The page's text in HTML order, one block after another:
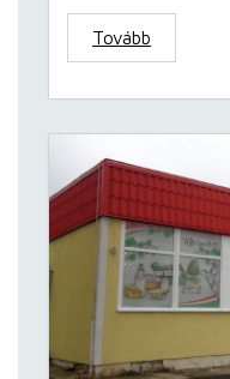
Tovább